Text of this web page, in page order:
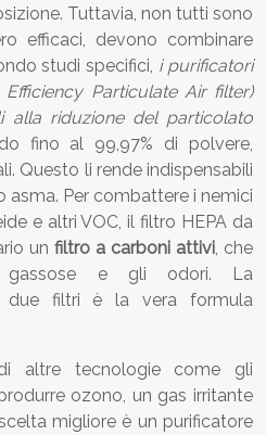
Tuttavia, non tutti sono
efficaci, devono combinare
studi specifici, i purificatori
Particulate Air filter)
alla riduzione del particolato
fino al 99,97% di polvere,
Questo li rende indispensabili
asma. Per combattere i nemici
e altri VOC, il filtro HEPA da
un filtro a carboni attivi, che
gassose e gli odori. La
due filtri è la vera formula
altre tecnologie come gli
ozono, un gas irritante
migliore è un purificatore